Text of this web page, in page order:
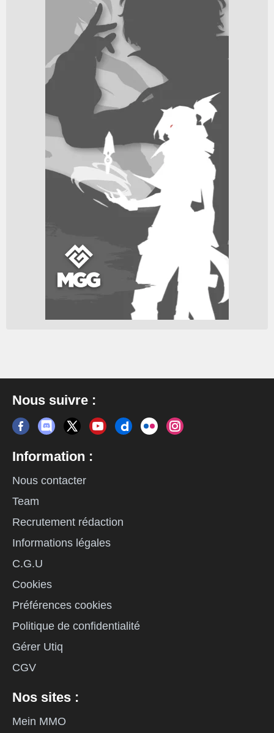
Nous suivre :
Information :
Nous contacter
Team
Recrutement rédaction
Informations légales
C.G.U
Cookies
Préférences cookies
Politique de confidentialité
Gérer Utiq
CGV
Nos sites :
Mein MMO